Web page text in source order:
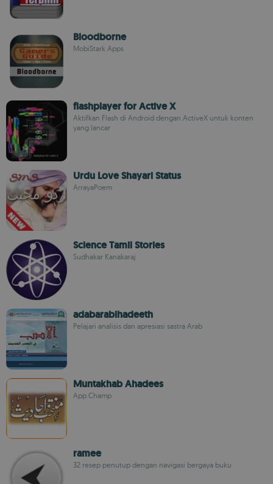
Bloodborne
MobiStark Apps
flashplayer for Active X
Aktifkan Flash di Android dengan ActiveX untuk konten
yang lancar
Urdu Love Shayari Status
ArrayaPoem
Science Tamil Stories
Sudhakar Kanakaraj
adabarabihadeeth
Pelajari analisis dan apresiasi sastra Arab
Muntakhab Ahadees
App Champ
ramee
32 resep penutup dengan navigasi bergaya buku